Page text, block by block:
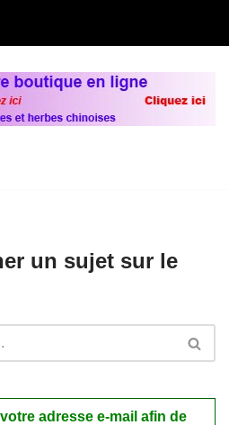
un sujet sur le
adresse e-mail afin de